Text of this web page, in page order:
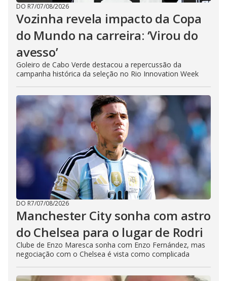
DO R7/07/08/2026
Vozinha revela impacto da Copa
do Mundo na carreira: ‘Virou do
avesso’
Goleiro de Cabo Verde destacou a repercussão da
campanha histórica da seleção no Rio Innovation Week
DO R7/07/08/2026
Manchester City sonha com astro
do Chelsea para o lugar de Rodri
Clube de Enzo Maresca sonha com Enzo Fernández, mas
negociação com o Chelsea é vista como complicada